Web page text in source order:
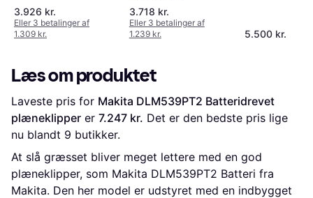
3.926 kr.
Eller 3 betalinger af
1.309 kr.
Batteridrevet
plæneklipper
3.718 kr.
Eller 3 betalinger af
1.239 kr.
5.500 kr.
Læs om produktet
Laveste pris for Makita DLM539PT2 Batteridrevet
plæneklipper er 7.247 kr. Det er den bedste pris lige
nu blandt 9 butikker.
At slå græsset bliver meget lettere med en god
plæneklipper, som Makita DLM539PT2 Batteri fra
Makita. Den her model er udstyret med en indbygget